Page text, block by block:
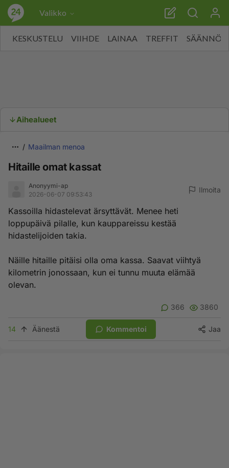
Valikko
KESKUSTELU VIIHDE LAINAA TREFFIT SÄÄNNÖT
Aihealueet
Maailman menoa
Hitaille omat kassat
Anonyymi-ap
2026-06-07 09:53:43
Ilmoita
Kassoilla hidastelevat ärsyttävät. Menee heti
loppupäivä pilalle, kun kauppareissu kestää
hidastelijoiden takia.
Näille hitaille pitäisi olla oma kassa. Saavat viihtyä
kilometrin jonossaan, kun ei tunnu muuta elämää
olevan.
366 3860
14 Äänestä Kommentoi Jaa